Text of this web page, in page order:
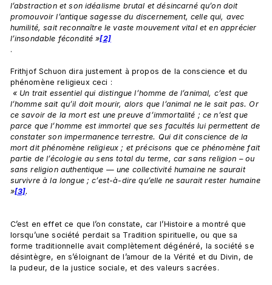
l’abstraction et son idéalisme brutal et désincarné qu’on doit
promouvoir l’antique sagesse du discernement, celle qui, avec
humilité, sait reconnaître le vaste mouvement vital et en apprécier
l’insondable fécondité »[2]
.
Frithjof Schuon dira justement à propos de la conscience et du
phénomène religieux ceci :
« Un trait essentiel qui distingue l’homme de l’animal, c’est que
l’homme sait qu’il doit mourir, alors que l’animal ne le sait pas. Or
ce savoir de la mort est une preuve d’immortalité ; ce n’est que
parce que l’homme est immortel que ses facultés lui permettent de
constater son impermanence terrestre. Qui dit conscience de la
mort dit phénomène religieux ; et précisons que ce phénomène fait
partie de l’écologie au sens total du terme, car sans religion – ou
sans religion authentique — une collectivité humaine ne saurait
survivre à la longue ; c’est-à-dire qu’elle ne saurait rester humaine
»[3].
C’est en effet ce que l’on constate, car l’Histoire a montré que
lorsqu’une société perdait sa Tradition spirituelle, ou que sa
forme traditionnelle avait complètement dégénéré, la société se
désintègre, en s’éloignant de l’amour de la Vérité et du Divin, de
la pudeur, de la justice sociale, et des valeurs sacrées.